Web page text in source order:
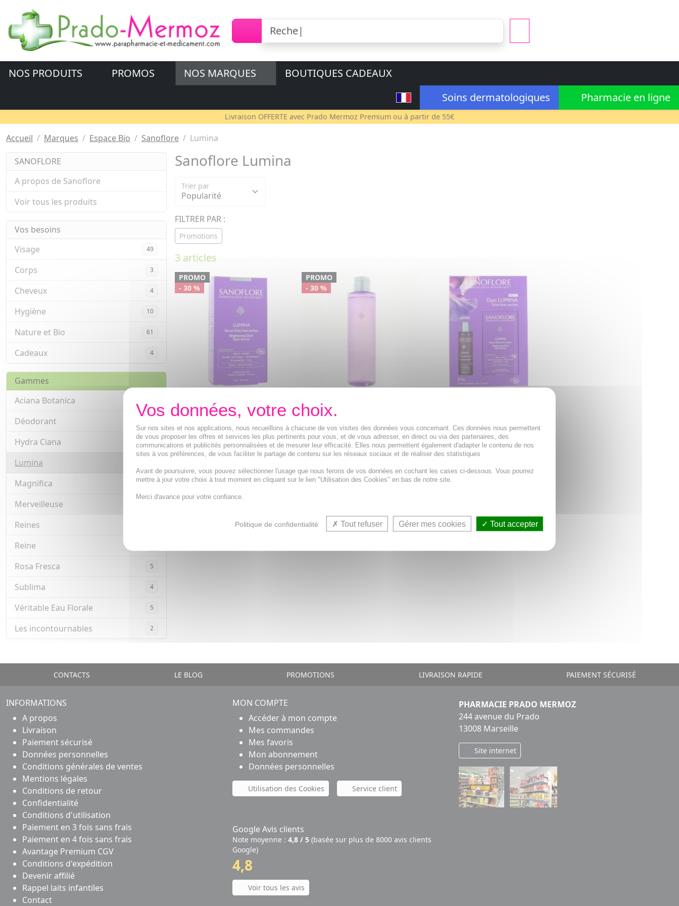
NOS PRODUITS PROMOS NOS MARQUES
BOUTIQUES CADEAUX
Soins dermatologiques
Pharmacie en ligne
Livraison OFFERTE avec Prado Mermoz Premium ou à partir de 55€
Accueil Marques Espace Bio Sanoflore Lumina
SANOFLORE
A propos de Sanoflore
Voir tous les produits
Vos besoins
Visage
49
Corps 3
Cheveux 4
Hygiène 10
Nature et Bio 61
Cadeaux 4
Gammes
Aciana Botanica
Déodorant
Hydra Ciana 6
Lumina
Magnifica 12
Merveilleuse
Reines
Reine
Rosa Fresca 5
Sublima 4
Véritable Eau Florale 5
Les incontournables 2
Sanoflore Lumina
Trier par
FILTRER PAR :
Promotions
3 articles
PROMO
- 30 %
éclat anti-taches bio
Sérum Éclat Anti-taches,
concentré d'actifs breveté qui
corrige tous types de taches.
32,05€ 45,79€
AJOUTER AU PANIER
PROMO
- 30 %
Aqua Eclat Anti-taches bio
200ml
Lotion effet peau neuve
immédiat tous types de taches
21,83€ 31,19€
AJOUTER AU PANIER
Éclat Anti-taches 30ml - Aqua
Éclat Anti-taches 50ml o...
48,75€
AJOUTER AU PANIER
CONTACTS LE BLOG PROMOTIONS LIVRAISON RAPIDE PAIEMENT SÉCURISÉ
INFORMATIONS
A propos
Livraison
Paiement sécurisé
Données personnelles
Conditions générales de ventes
Mentions légales
Conditions de retour
Confidentialité
Conditions d'utilisation
Paiement en 3 fois sans frais
Paiement en 4 fois sans frais
Avantage Premium CGV
Conditions d'expédition
Devenir affilié
Rappel laits infantiles
Contact
MON COMPTE
Accéder à mon compte
Mes commandes
Mes favoris
Mon abonnement
Données personnelles
Utilisation des Cookies Service client
Google Avis clients
Note moyenne : 4,8 / 5 (basée sur plus de 8000 avis clients
Google)
4,8
Voir tous les avis
PHARMACIE PRADO MERMOZ
244 avenue du Prado
13008 Marseille
Site internet
Sur nos sites et nos applications, nous recueillons à chacune de vos visites des données vous concernant. Ces données nous permettent
de vous proposer les offres et services les plus pertinents pour vous, et de vous adresser, en direct ou via des partenaires, des
communications et publicités personnalisées et de mesurer leur efficacité. Elles nous permettent également d'adapter le contenu de nos
sites à vos préférences, de vous faciliter le partage de contenu sur les réseaux sociaux et de réaliser des statistiques
Avant de poursuivre, vous pouvez sélectionner l'usage que nous ferons de vos données en cochant les cases ci-dessous. Vous pourrez
mettre à jour votre choix à tout moment en cliquant sur le lien "Utilisation des Cookies" en bas de notre site.
Merci d'avance pour votre confiance.
Politique de confidentialité Tout refuser Gérer mes cookies Tout accepter